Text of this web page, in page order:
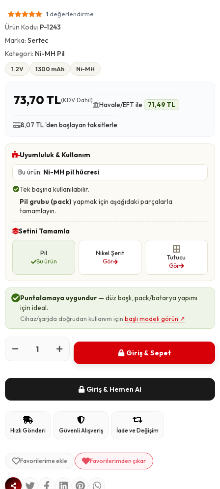
1 değerlendirme
Ürün Kodu: P-1243
Marka: Sertec
Kategori: Ni-MH Pil
1.2V 1300 mAh Ni-MH
73,70 TL(KDV Dahil)
Havale/EFT ile 71,49 TL
8,07 TL 'den başlayan taksitlerle
Uyumluluk & Kullanım
Bu ürün: Ni-MH pil hücresi
Tek başına kullanılabilir.
Pil grubu (pack) yapmak için aşağıdaki parçalarla
tamamlayın.
Setini Tamamla
Pil
Bu ürün
Nikel Şerit
Gör
Tutucu
Gör
Puntalamaya uygundur — düz başlı, pack/batarya yapımı
için ideal.
Cihaz/şarjda doğrudan kullanım için başlı modeli görün ↗
Giriş & Sepet
Giriş & Hemen Al
Hızlı Gönderi Güvenli Alışveriş İade ve Değişim
Favorilerime ekle Favorilerimden çıkar